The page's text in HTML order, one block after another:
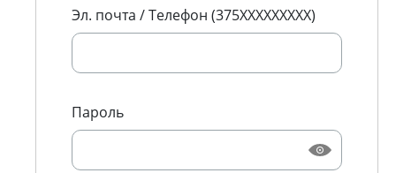
Эл. почта / Телефон (375XXXXXXXXX)
Пароль